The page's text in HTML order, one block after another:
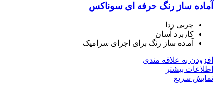
آماده ساز رنگ حرفه ای سوناکس
چربی زدا
کاربرد آسان
آماده ساز رنگ برای اجرای سرامیک
افزودن به علاقه مندی
اطلاعات بیشتر
نمایش سریع